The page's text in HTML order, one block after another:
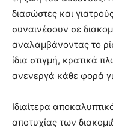
διασώστες και
συναινέσουν σε
αναλαμβάνοντας το
ίδια στιγμή, κρατικά
ανενεργά κάθε φορά
Ιδιαίτερα
αποτυχίας των